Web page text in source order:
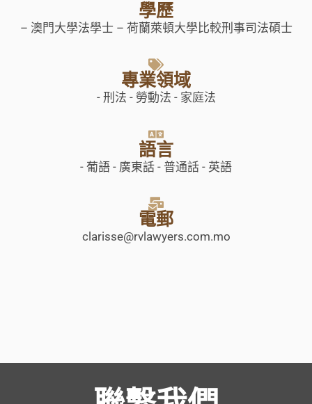
學歷
– 澳門大學法學士 – 荷蘭萊頓大學比較刑事司法碩士
專業領域
- 刑法 - 勞動法 - 家庭法
語言
- 葡語 - 廣東話 - 普通話 - 英語
電郵
clarisse@rvlawyers.com.mo